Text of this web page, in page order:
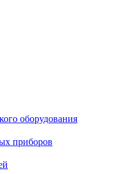
оборудования
приборов